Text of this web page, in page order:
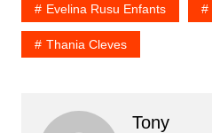
Evelina Rusu Enfants
Thania Cleves
Tony